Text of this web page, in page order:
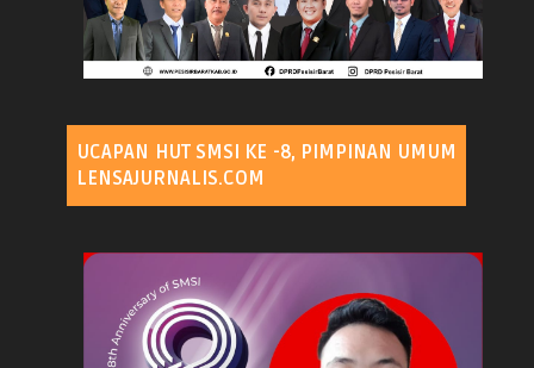
UCAPAN HUT SMSI KE -8, PIMPINAN UMUM
LENSAJURNALIS.COM